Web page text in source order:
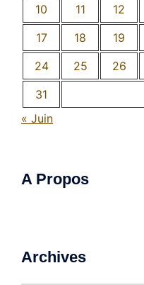
10
11 12
17
18 19
24
25 26
31
« Juin
A Propos
Archives